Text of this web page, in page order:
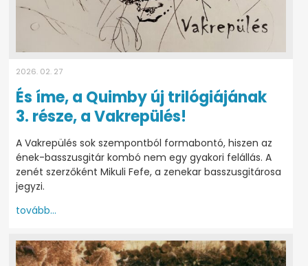
2026. 02. 27
És íme, a Quimby új trilógiájának
3. része, a Vakrepülés!
A Vakrepülés sok szempontból formabontó, hiszen az
ének-basszusgitár kombó nem egy gyakori felállás. A
zenét szerzőként Mikuli Fefe, a zenekar basszusgitárosa
jegyzi.
tovább...